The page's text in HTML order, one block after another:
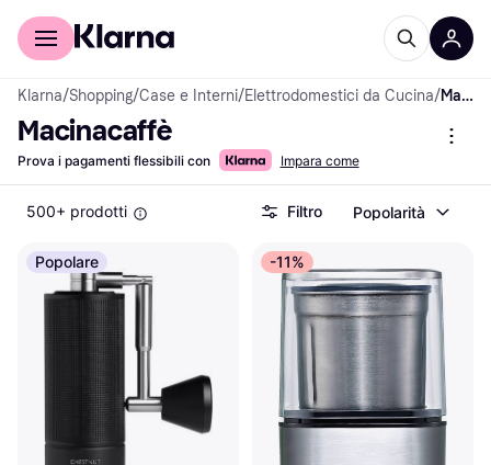
Per il tuo shopping
Klarna/Shopping/Case e Interni/Elettrodomestici da Cucina/ Macinacaffè
Macinacaffè
Prova i pagamenti flessibili con Impara come
500+ prodotti Filtro Popolarità
Popolare -11%